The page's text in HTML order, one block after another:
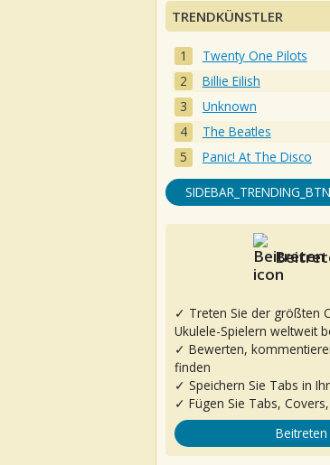
TRENDKÜNSTLER
Twenty One Pilots
Billie Eilish
Unknown
The Beatles
Panic! At The Disco
✓ Treten Sie der größten
Ukulele-Spielern weltweit
✓ Bewerten,
finden
✓ Speichern Sie Tabs in
✓ Fügen Sie Tabs,
Beitreten